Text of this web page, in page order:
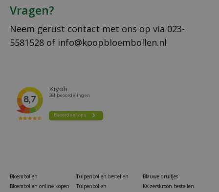
Vragen?
Neem gerust contact met ons op via 023-
5581528 of info@koopbloembollen.nl
Bloembollen
Bloembollen online kopen
Tulpenbollen bestellen
Tulpenbollen
Blauwe druifjes
Keizerskroon bestellen